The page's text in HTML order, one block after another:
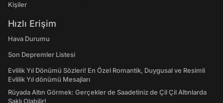
Kişiler
Hızlı Erişim
Hava Durumu
Son Depremler Listesi
Evlilik Yıl Dönümü Sözleri! En Özel Romantik, Duygusal ve Resimli
Evlilik Yıl dönümü Mesajları
Rüyada Altın Görmek: Gerçekler de Saadetiniz de Çil Çil Altınlarda
Saklı Olabilir!